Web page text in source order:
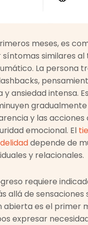
meses, es
similares
La persona
y ansiedad intensa.
y las acciones
emocional. El
depende de
y relacionales.
requiere
allá de sensaciones
abierta es el primer
expresar